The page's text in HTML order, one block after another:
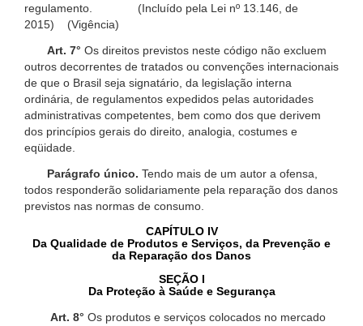
regulamento. (Incluído pela Lei nº 13.146, de
2015) (Vigência)
Art. 7° Os direitos previstos neste código não excluem
outros decorrentes de tratados ou convenções internacionais
de que o Brasil seja signatário, da legislação interna
ordinária, de regulamentos expedidos pelas autoridades
administrativas competentes, bem como dos que derivem
dos princípios gerais do direito, analogia, costumes e
eqüidade.
Parágrafo único. Tendo mais de um autor a ofensa,
todos responderão solidariamente pela reparação dos danos
previstos nas normas de consumo.
CAPÍTULO IV
Da Qualidade de Produtos e Serviços, da Prevenção e
da Reparação dos Danos
SEÇÃO I
Da Proteção à Saúde e Segurança
Art. 8° Os produtos e serviços colocados no mercado